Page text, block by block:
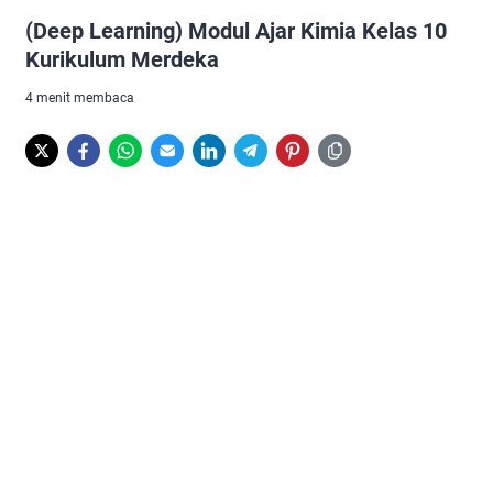
(Deep Learning) Modul Ajar Kimia Kelas 10
Kurikulum Merdeka
4 menit membaca